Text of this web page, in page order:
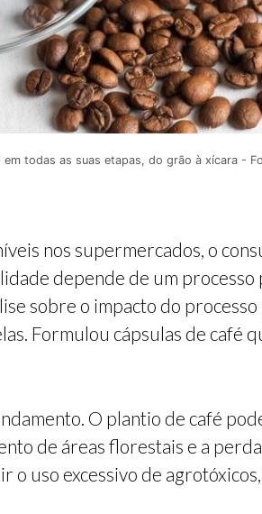
todas as suas etapas, do grão à xícara -
nos supermercados, o
depende de um
sobre o impacto do
Formulou cápsulas de café
O plantio de café
de áreas florestais e a
o uso excessivo de